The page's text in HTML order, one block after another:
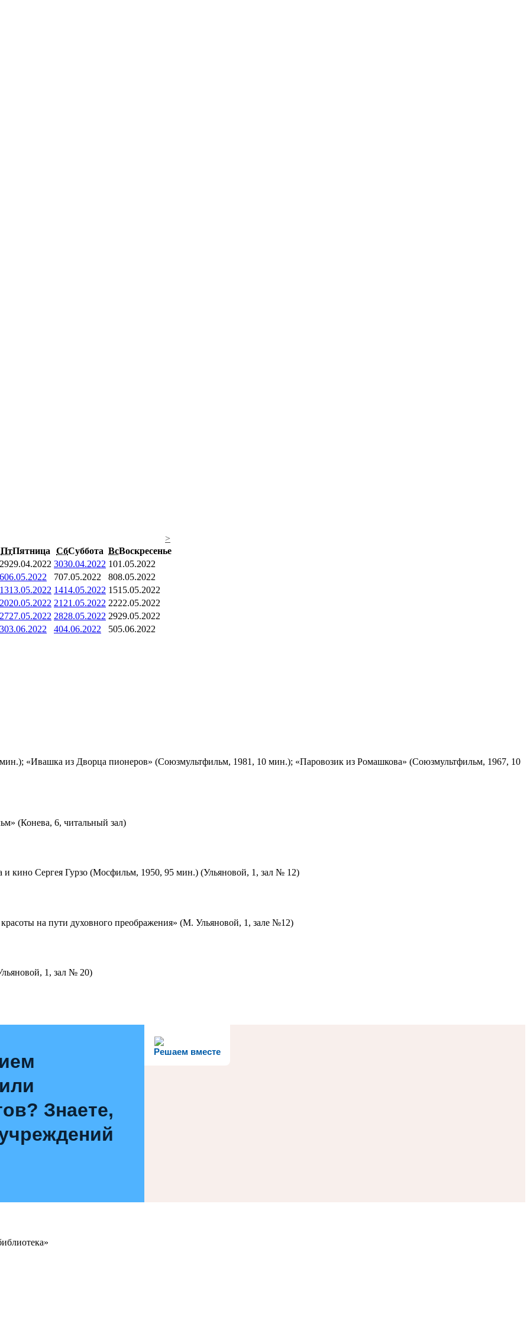
>
ПтПятница СбСуббота ВсВоскресенье
2929.04.2022 3030.04.2022 101.05.2022
606.05.2022 707.05.2022 808.05.2022
1313.05.2022 1414.05.2022 1515.05.2022
2020.05.2022 21 21.05.2022 2222.05.2022
2727.05.2022 2828.05.2022 2929.05.2022
303.06.2022 404.06.2022 505.06.2022
«Ивашка из Дворца пионеров» (Союзмультфильм, 1981, 10 мин.); «Паровозик из Ромашкова» (Союзмультфильм, 1967, 10
(Конева, 6, читальный зал)
и кино Сергея Гурзо (Мосфильм, 1950, 95 мин.) (Ульяновой, 1, зал № 12)
на пути духовного преображения» (М. Ульяновой, 1, зале №12)
1, зал № 20)
Решаем вместе
Знаете,